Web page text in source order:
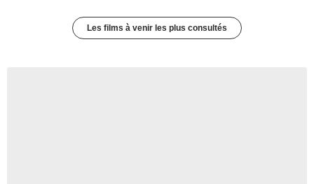
Les films à venir les plus consultés